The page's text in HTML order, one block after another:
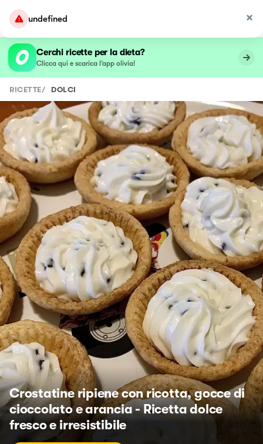
undefined
Cerchi ricette per la dieta?
Clicca qui e scarica l’app olivia!
RICETTE/ DOLCI
Crostatine ripiene con ricotta, gocce di
cioccolato e arancia - Ricetta dolce
fresco e irresistibile